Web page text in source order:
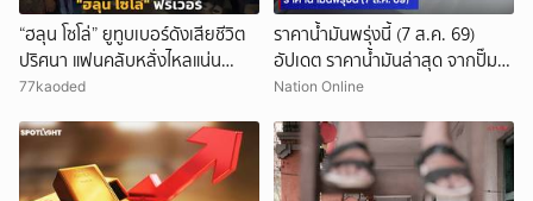
“ฮลุน โซโล่” ยูทูบเบอร์ดังเสียชีวิต
ปริศนา แฟนคลับหลั่งไหลแน่น
กาฬสินธุ์ โรงแรมที่พักเต็ม
77kaoded
ราคาน้ำมันพรุ่งนี้ (7 ส.ค. 69)
อัปเดต ราคาน้ำมันล่าสุด จากปั๊ม
ใหญ่
Nation Online